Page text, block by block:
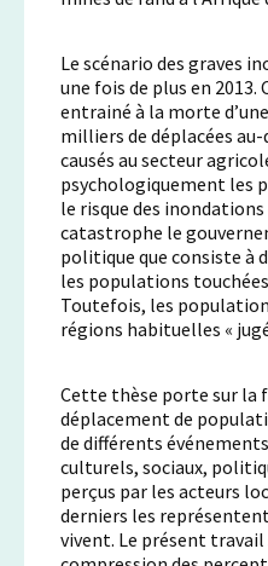
Le scénario des graves
une fois de plus en
entrainé à la morte
milliers de déplacées
causés au secteur
psychologiquement les
le risque des
catastrophe le
politique que consiste à
les populations
Toutefois, les
régions habituelles «
Cette thèse porte sur la
déplacement de
de différents
culturels, sociaux,
perçus par les acteurs
derniers les
vivent. Le présent